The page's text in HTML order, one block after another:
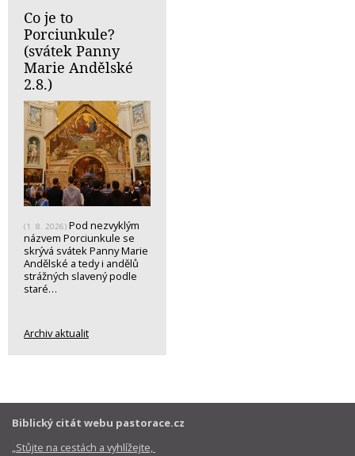
Co je to
Porciunkule?
(svátek Panny
Marie Andělské
2.8.)
(1. 8. 2026) Pod nezvyklým
názvem Porciunkule se
skrývá svátek Panny Marie
Andělské a tedy i andělů
strážných slavený podle
staré…
Archiv aktualit
Biblický citát webu pastorace.cz
„Stůjte na cestách a vyhlížejte,